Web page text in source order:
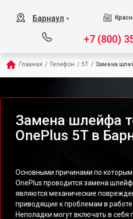
Барнаул ▼
+7 (800)
Главная / Телефон / 5T / Замена
Замена шлейфа
OnePlus 5T в
Основными причинами по которым
OnePlus проводится замена
являются механические
приводящие к проблемам в работе
Неполадки могут включать в себя